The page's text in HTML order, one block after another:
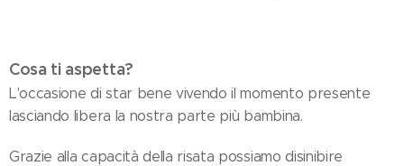
Cosa ti aspetta?
L'occasione di star bene vivendo il momento presente
lasciando libera la nostra parte più bambina.
Grazie alla capacità della risata possiamo disinibire